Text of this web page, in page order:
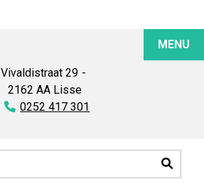
Vivaldistraat 29
2162 AA Lisse
Tel:
0252 417 301
MENU